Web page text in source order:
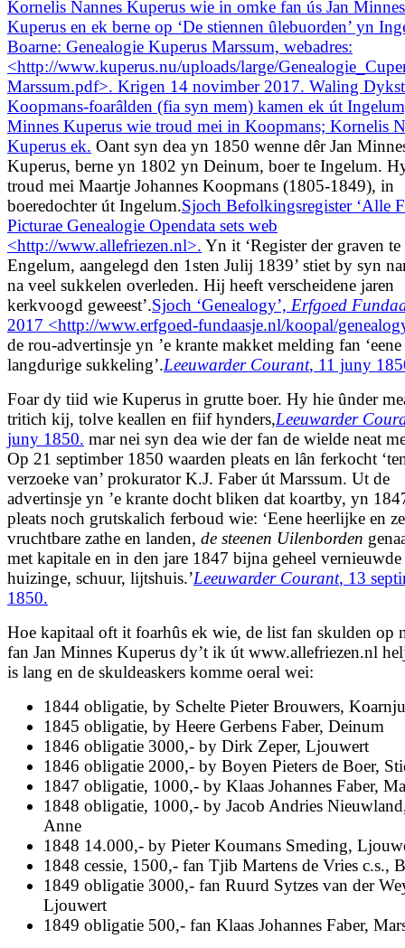
Kornelis Nannes Kuperus wie in omke fan ús Jan Minnes
Kuperus en ek berne op ‘De stiennen ûlebuorden’ yn
Boarne: Genealogie Kuperus Marssum, webadres:
<http://www.kuperus.nu/uploads/large/
Marssum.pdf>. Krigen 14 novimber 2017. Waling
Koopmans-foarâlden (fia syn mem) kamen ek út
Minnes Kuperus wie troud mei in Koopmans; Kornelis
Kuperus ek. Oant syn dea yn 1850 wenne dêr Jan
Kuperus, berne yn 1802 yn Deinum, boer te Ingelum.
troud mei Maartje Johannes Koopmans (1805-1849), in
boeredochter út Ingelum.Sjoch Befolkingsregister ‘Alle
Picturae Genealogie Opendata sets web
<http://www.allefriezen.nl>. Yn it ‘Register der graven te
Engelum, aangelegd den 1sten Julij 1839’ stiet by syn
na veel sukkelen overleden. Hij heeft verscheidene jaren
kerkvoogd geweest’.Sjoch ‘Genealogy’, Erfgoed
2017 <http://www.erfgoed-fundaasje.nl/koopal/
de rou-advertinsje yn ’e krante makket melding fan ‘eene
langdurige sukkeling’.Leeuwarder Courant, 11 juny
Foar dy tiid wie Kuperus in grutte boer. Hy hie ûnder
tritich kij, tolve keallen en fiif hynders,Leeuwarder
juny 1850. mar nei syn dea wie der fan de wielde neat
Op 21 septimber 1850 waarden pleats en lân ferkocht
verzoeke van’ prokurator K.J. Faber út Marssum. Ut de
advertinsje yn ’e krante docht bliken dat koartby, yn
pleats noch grutskalich ferboud wie: ‘Eene heerlijke en
vruchtbare zathe en landen, de steenen Uilenborden
met kapitale en in den jare 1847 bijna geheel vernieuwde
huizinge, schuur, lijtshuis.’Leeuwarder Courant, 13
1850.
Hoe kapitaal oft it foarhûs ek wie, de list fan skulden op
fan Jan Minnes Kuperus dy’t ik út www.allefriezen.nl
is lang en de skuldeaskers komme oeral wei:
1844 obligatie, by Schelte Pieter Brouwers,
1845 obligatie, by Heere Gerbens Faber, Deinum
1846 obligatie 3000,- by Dirk Zeper, Ljouwert
1846 obligatie 2000,- by Boyen Pieters de Boer,
1847 obligatie, 1000,- by Klaas Johannes Faber,
1848 obligatie, 1000,- by Jacob Andries
Anne
1848 14.000,- by Pieter Koumans Smeding,
1848 cessie, 1500,- fan Tjib Martens de Vries c.s.,
1849 obligatie 3000,- fan Ruurd Sytzes van der
Ljouwert
1849 obligatie 500,- fan Klaas Johannes Faber,